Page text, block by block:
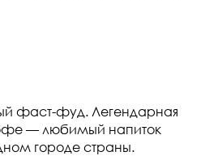
фаст-фуд. Легендарная
— любимый напиток
городе страны.